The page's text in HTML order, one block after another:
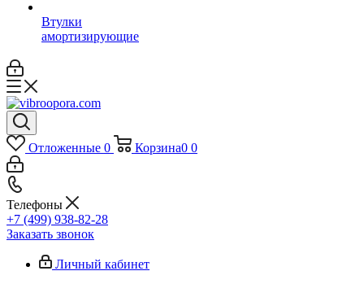
Втулки
амортизирующие
Отложенные 0 Корзина0 0
Телефоны
+7 (499) 938-82-28
Заказать звонок
Личный кабинет